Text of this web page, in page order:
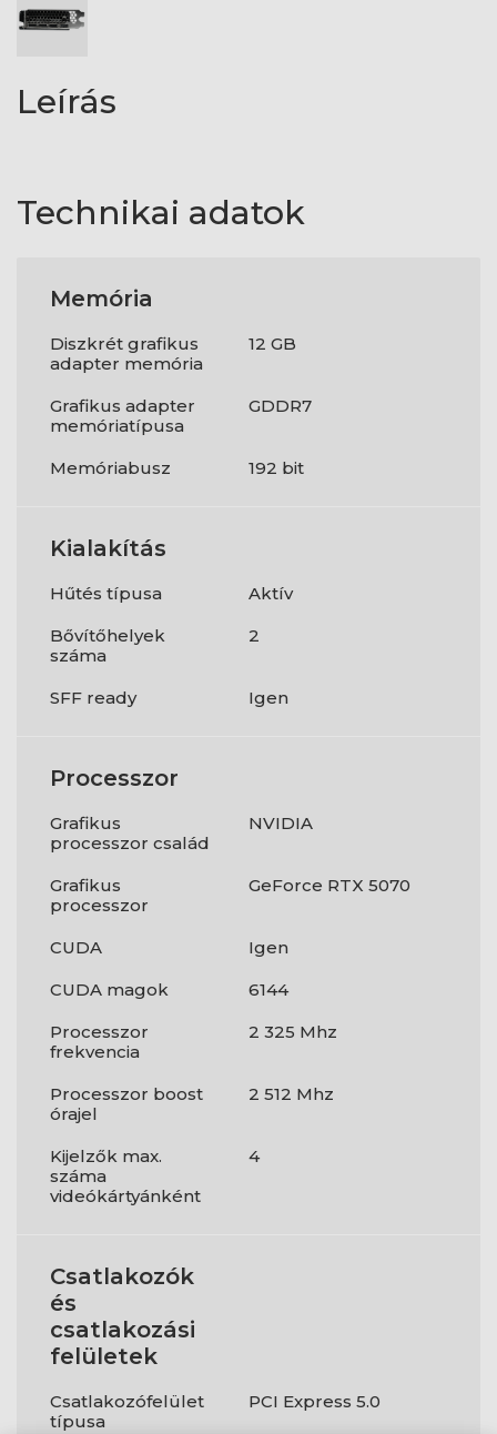
Leírás
Technikai adatok
Memória
Diszkrét grafikus
adapter memória
12 GB
Grafikus adapter
memóriatípusa
GDDR7
Memóriabusz 192 bit
Kialakítás
Hűtés típusa
Aktív
Bővítőhelyek
száma
2
SFF ready Igen
Processzor
Grafikus
processzor család
NVIDIA
Grafikus
processzor
GeForce RTX 5070
CUDA
Igen
CUDA magok
6144
Processzor
frekvencia
2 325 Mhz
Processzor boost
órajel
2 512 Mhz
Kijelzők max.
száma
videókártyánként
4
Csatlakozók
és
csatlakozási
felületek
Csatlakozófelület
típusa
PCI Express 5.0